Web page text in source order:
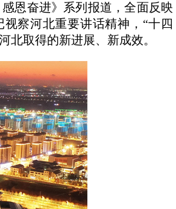
恩奋进》系列报道，全面反映
察河北重要讲话精神，“十四
北取得的新进展、新成效。